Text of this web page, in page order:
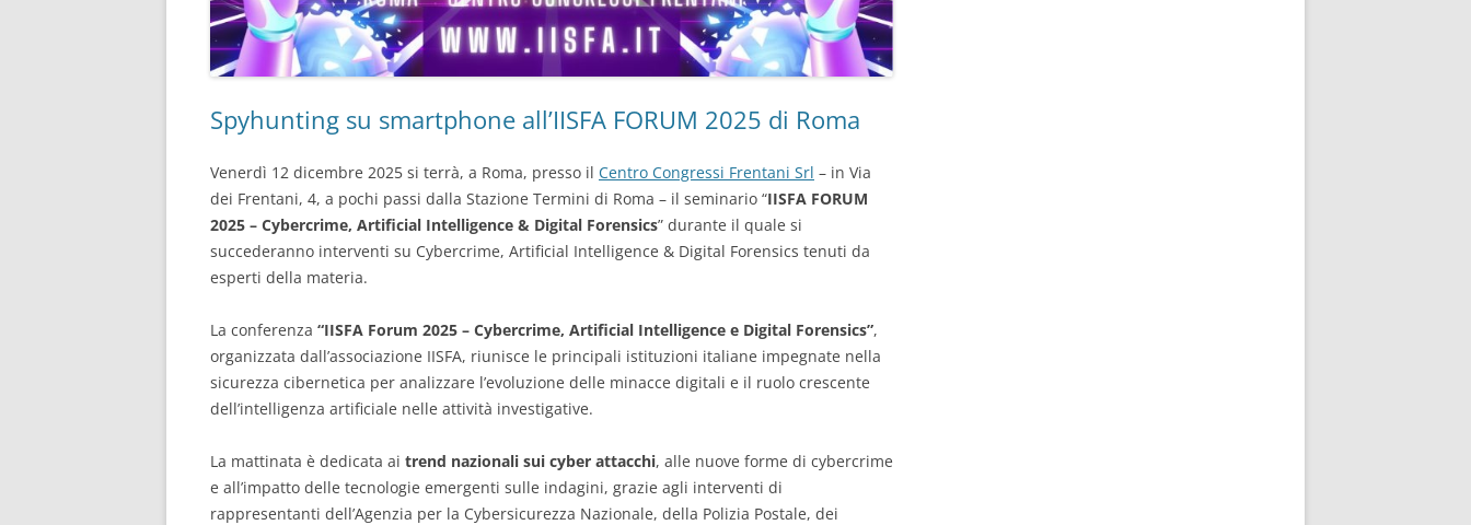
Spyhunting su smartphone all’IISFA FORUM 2025 di Roma
Venerdì 12 dicembre 2025 si terrà, a Roma, presso il Centro Congressi Frentani Srl – in Via
dei Frentani, 4, a pochi passi dalla Stazione Termini di Roma – il seminario “IISFA FORUM
2025 – Cybercrime, Artificial Intelligence & Digital Forensics” durante il quale si
succederanno interventi su Cybercrime, Artificial Intelligence & Digital Forensics tenuti da
esperti della materia.
La conferenza “IISFA Forum 2025 – Cybercrime, Artificial Intelligence e Digital Forensics”,
organizzata dall’associazione IISFA, riunisce le principali istituzioni italiane impegnate nella
sicurezza cibernetica per analizzare l’evoluzione delle minacce digitali e il ruolo crescente
dell’intelligenza artificiale nelle attività investigative.
La mattinata è dedicata ai trend nazionali sui cyber attacchi, alle nuove forme di cybercrime
e all’impatto delle tecnologie emergenti sulle indagini, grazie agli interventi di
rappresentanti dell’Agenzia per la Cybersicurezza Nazionale, della Polizia Postale, dei